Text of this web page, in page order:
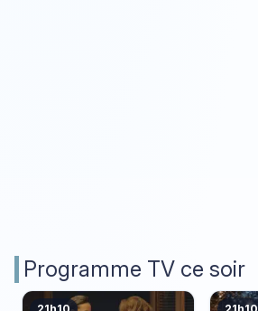
Programme TV ce soir